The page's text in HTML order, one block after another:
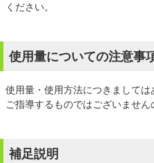
ください。
使用量についての注意事
使用量・使用方法につきまして
ご指導するものではございません
補足説明